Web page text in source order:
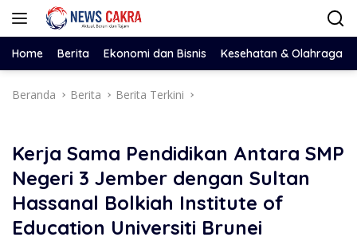
Langsung
Home Berita Ekonomi dan Bisnis Kesehatan & Olahraga
Beranda Berita Berita Terkini
Kerja Sama Pendidikan Antara SMP
Negeri 3 Jember dengan Sultan
Hassanal Bolkiah Institute of
Education Universiti Brunei